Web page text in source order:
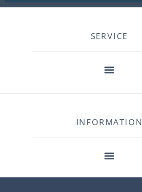
SERVICE
INFORMATION